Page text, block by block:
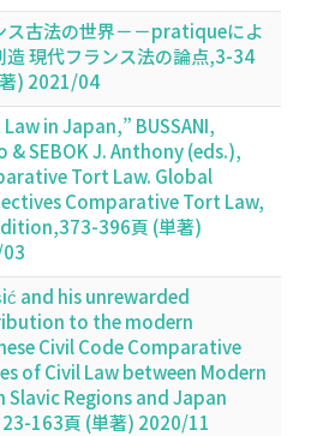
ス古法の世界－－pratiqueによ
造 現代フランス法の論点,3-34
) 2021/04
in Japan,” BUSSANI,
& SEBOK J. Anthony (eds.),
Tort Law. Global
Comparative Tort Law,
396頁 (単著)
and his unrewarded
to the modern
Civil Code Comparative
of Civil Law between Modern
Slavic Regions and Japan
163頁 (単著) 2020/11